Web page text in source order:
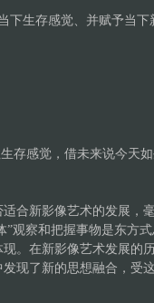
下生存感觉、并赋予当
存感觉，借未来说今天
合新影像艺术的发展，
”观察和把握事物是东方
。在新影像艺术发展的
现了新的思想融合，受